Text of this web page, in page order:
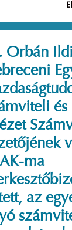
Orbán
és
ma
az